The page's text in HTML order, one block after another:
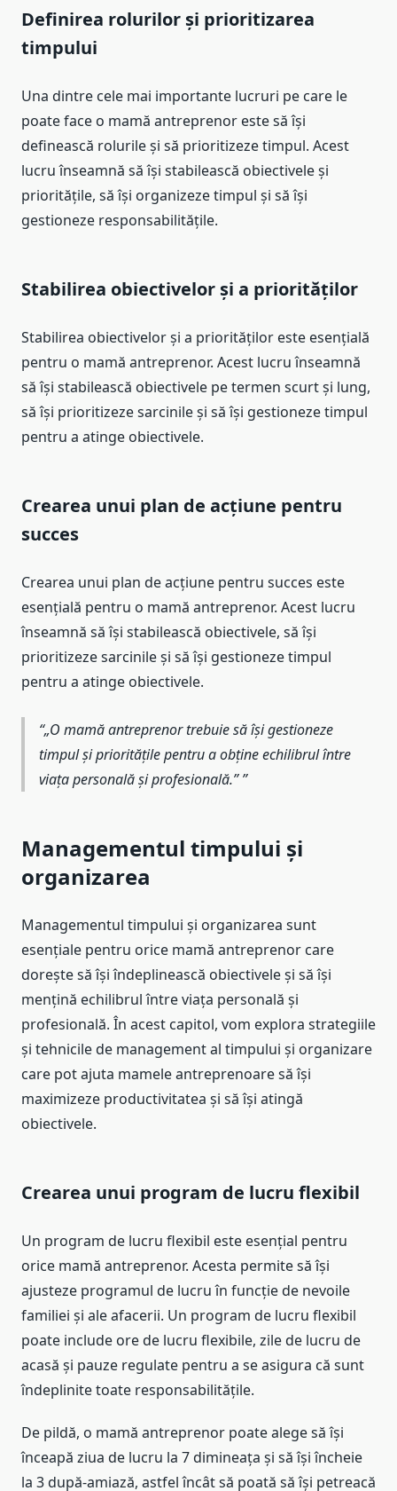
Definirea rolurilor și prioritizarea
timpului
Una dintre cele mai importante lucruri pe care le
poate face o mamă antreprenor este să își
definească rolurile și să prioritizeze timpul. Acest
lucru înseamnă să își stabilească obiectivele și
prioritățile, să își organizeze timpul și să își
gestioneze responsabilitățile.
Stabilirea obiectivelor și a priorităților
Stabilirea obiectivelor și a priorităților este esențială
pentru o mamă antreprenor. Acest lucru înseamnă
să își stabilească obiectivele pe termen scurt și lung,
să își prioritizeze sarcinile și să își gestioneze timpul
pentru a atinge obiectivele.
Crearea unui plan de acțiune pentru
succes
Crearea unui plan de acțiune pentru succes este
esențială pentru o mamă antreprenor. Acest lucru
înseamnă să își stabilească obiectivele, să își
prioritizeze sarcinile și să își gestioneze timpul
pentru a atinge obiectivele.
„O mamă antreprenor trebuie să își gestioneze
timpul și prioritățile pentru a obține echilibrul între
viața personală și profesională.”
Managementul timpului și
organizarea
Managementul timpului și organizarea sunt
esențiale pentru orice mamă antreprenor care
dorește să își îndeplinească obiectivele și să își
mențină echilibrul între viața personală și
profesională. În acest capitol, vom explora strategiile
și tehnicile de management al timpului și organizare
care pot ajuta mamele antreprenoare să își
maximizeze productivitatea și să își atingă
obiectivele.
Crearea unui program de lucru flexibil
Un program de lucru flexibil este esențial pentru
orice mamă antreprenor. Acesta permite să își
ajusteze programul de lucru în funcție de nevoile
familiei și ale afacerii. Un program de lucru flexibil
poate include ore de lucru flexibile, zile de lucru de
acasă și pauze regulate pentru a se asigura că sunt
îndeplinite toate responsabilitățile.
De pildă, o mamă antreprenor poate alege să își
înceapă ziua de lucru la 7 dimineața și să își încheie
la 3 după-amiază, astfel încât să poată să își petreacă